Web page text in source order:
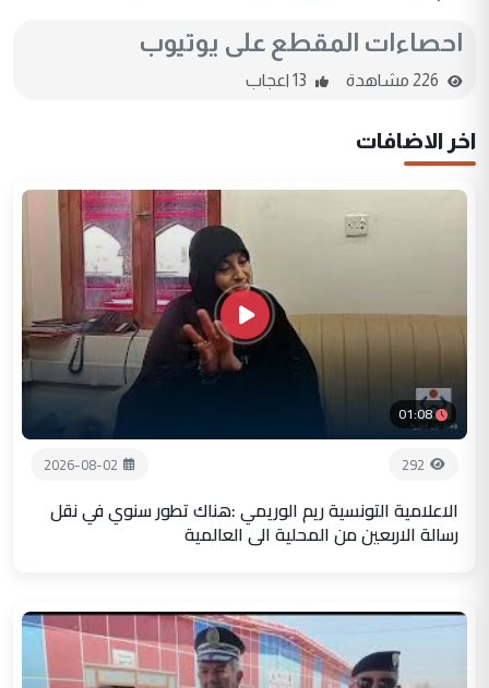
احصاءات المقطع على يوتيوب
اخر الاضافات
01:08
292
2026-08-02
الاعلامية التونسية ريم الوريمي :هناك تطور سنوي في نقل
رسالة الاربعين من المحلية الى العالمية